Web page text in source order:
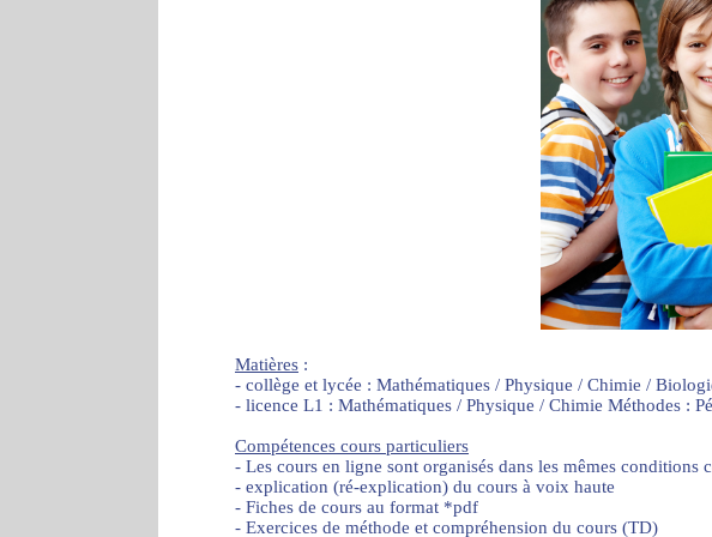
Matières :
- collège et lycée : Mathématiques / Physique / Chimie /
- licence L1 : Mathématiques / Physique / Chimie Méthodes :
Compétences cours particuliers
- Les cours en ligne sont organisés dans les mêmes conditions
- explication (ré-explication) du cours à voix haute
- Fiches de cours au format *pdf
- Exercices de méthode et compréhension du cours (TD)